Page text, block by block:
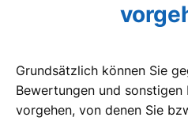
Grundsätzlich können Sie
Bewertungen und sonstigen
vorgehen, von denen Sie